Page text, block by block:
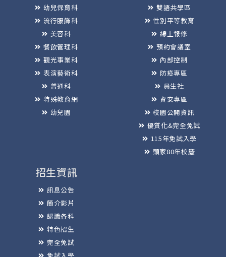
幼兒保育科
流行服飾科
美容科
餐飲管理科
觀光事業科
表演藝術科
普通科
特殊教育網
幼兒園
雙語共學區
性別平等教育
線上報修
預約會議室
內部控制
防疫專區
員生社
資安專區
校園公開資訊
優質化&完全免試
115年免試入學
頭家80年校慶
招生資訊
訊息公告
簡介影片
認識各科
特色招生
完全免試